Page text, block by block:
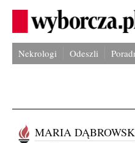
Nekrologi Odeszli
MARIA